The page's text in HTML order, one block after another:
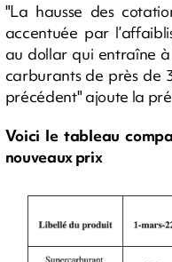
"La hausse des
accentuée par
au dollar qui entraîne
carburants de près de
précédent" ajoute la
Voici le tableau
nouveaux prix